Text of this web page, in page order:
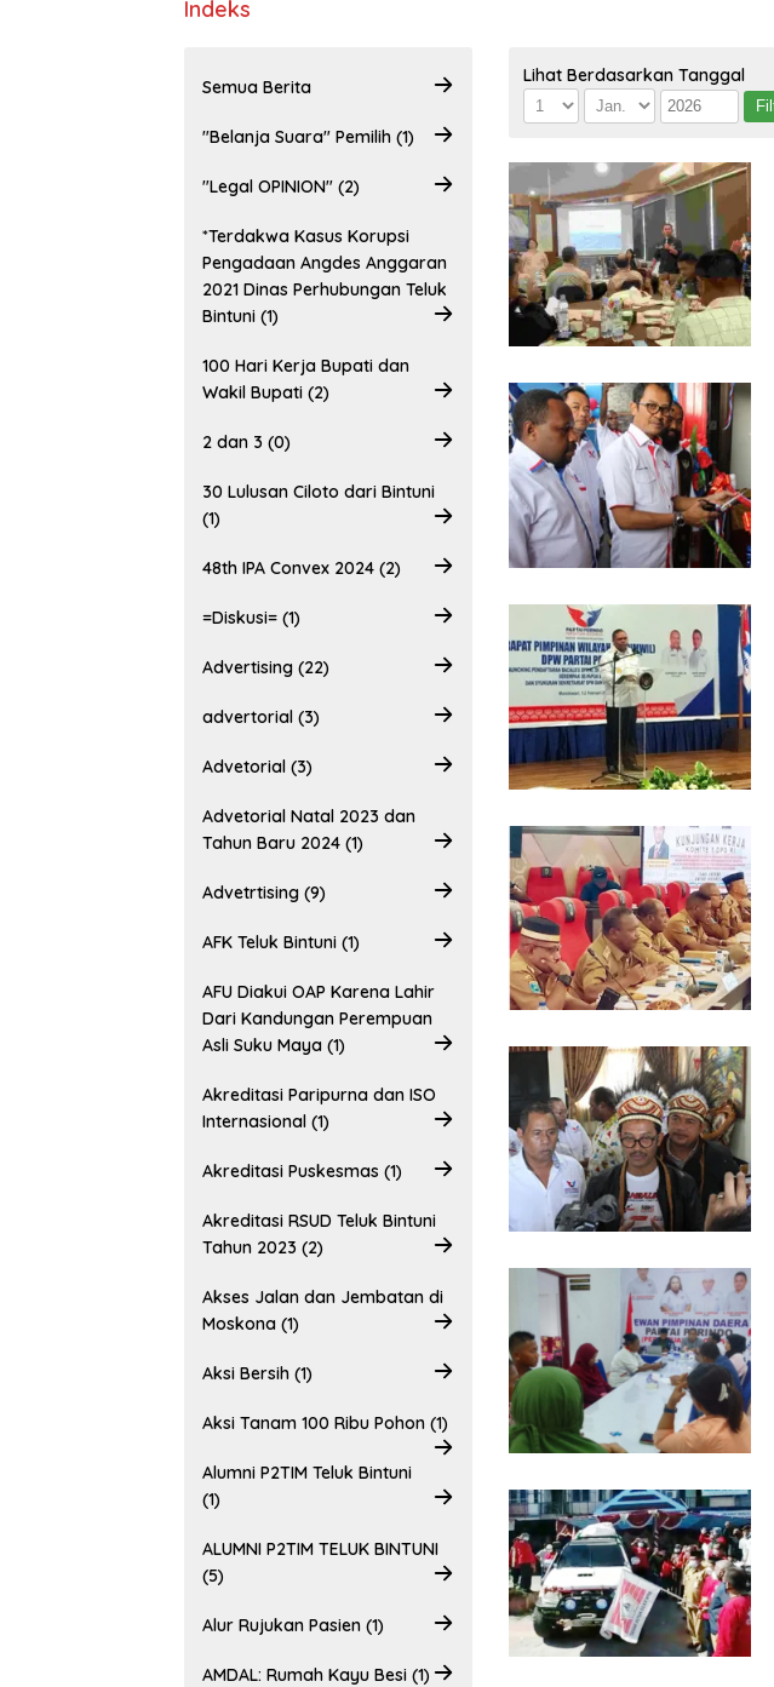
Indeks
Semua Berita
"Belanja Suara" Pemilih (1)
"Legal OPINION" (2)
*Terdakwa Kasus Korupsi
Pengadaan Angdes Anggaran
2021 Dinas Perhubungan Teluk
Bintuni (1)
100 Hari Kerja Bupati dan
Wakil Bupati (2)
2 dan 3 (0)
30 Lulusan Ciloto dari Bintuni
(1)
48th IPA Convex 2024 (2)
=Diskusi= (1)
Advertising (22)
advertorial (3)
Advetorial (3)
Advetorial Natal 2023 dan
Tahun Baru 2024 (1)
Advetrtising (9)
AFK Teluk Bintuni (1)
AFU Diakui OAP Karena Lahir
Dari Kandungan Perempuan
Asli Suku Maya (1)
Akreditasi Paripurna dan ISO
Internasional (1)
Akreditasi Puskesmas (1)
Akreditasi RSUD Teluk Bintuni
Tahun 2023 (2)
Akses Jalan dan Jembatan di
Moskona (1)
Aksi Bersih (1)
Aksi Tanam 100 Ribu Pohon (1)
Alumni P2TIM Teluk Bintuni
(1)
ALUMNI P2TIM TELUK BINTUNI
(5)
Alur Rujukan Pasien (1)
AMDAL: Rumah Kayu Besi (1)
Lihat Berdasarkan Tanggal